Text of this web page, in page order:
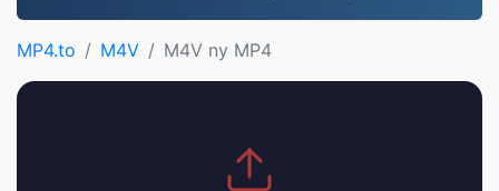
MP4.to M4V M4V ny MP4